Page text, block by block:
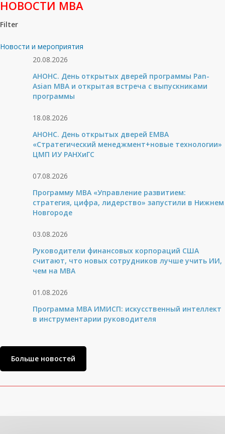
НОВОСТИ МВА
Filter
Новости и мероприятия
20.08.2026
АНОНС. День открытых дверей программы Pan-
Asian MBA и открытая встреча с выпускниками
программы
18.08.2026
АНОНС. День открытых дверей ЕМВА
«Стратегический менеджмент+новые технологии»
ЦМП ИУ РАНХиГС
07.08.2026
Программу MBA «Управление развитием:
стратегия, цифра, лидерство» запустили в Нижнем
Новгороде
03.08.2026
Руководители финансовых корпораций США
считают, что новых сотрудников лучше учить ИИ,
чем на МВА
01.08.2026
Программа MBA ИМИСП: искусственный интеллект
в инструментарии руководителя
Больше новостей